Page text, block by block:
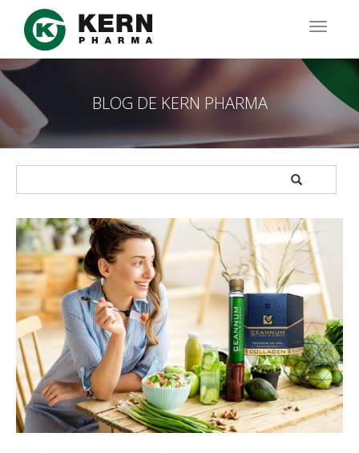
Pasar
contenido
principal
BLOG DE KERN PHARMA
APPLY